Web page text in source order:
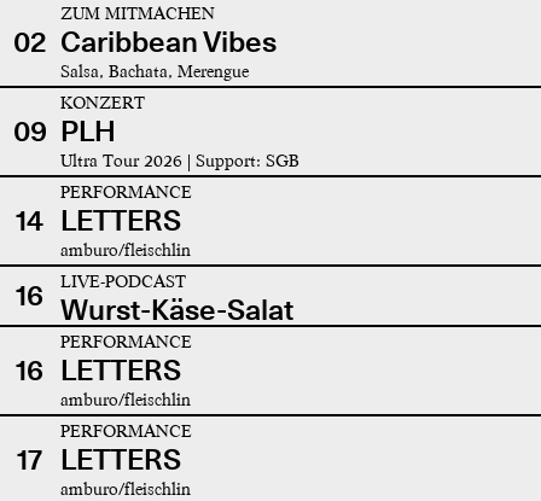
02
ZUM MITMACHEN
Caribbean Vibes
Salsa, Bachata, Merengue
09
KONZERT
PLH
Ultra Tour 2026 | Support: SGB
14
PERFORMANCE
LETTERS
amburo/fleischlin
16 LIVE-PODCAST
Wurst-Käse-Salat
16
PERFORMANCE
LETTERS
amburo/fleischlin
17
PERFORMANCE
LETTERS
amburo/fleischlin